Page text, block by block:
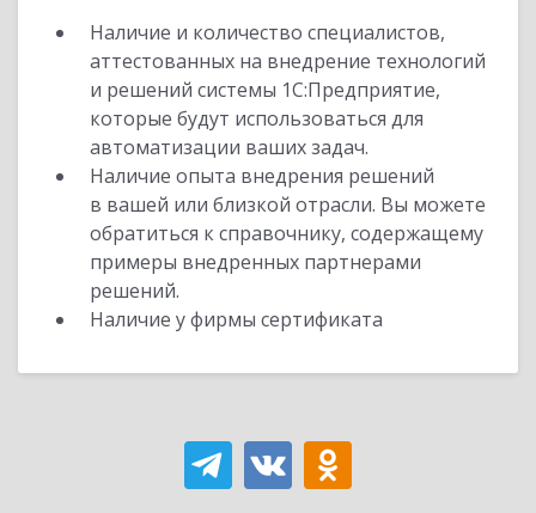
Наличие и количество специалистов,
аттестованных на внедрение технологий
и решений системы 1С:Предприятие,
которые будут использоваться для
автоматизации ваших задач.
Наличие опыта внедрения решений
в вашей или близкой отрасли. Вы можете
обратиться к справочнику, содержащему
примеры внедренных партнерами
решений.
Наличие у фирмы сертификата